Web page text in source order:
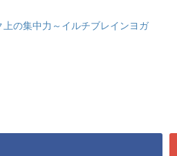
の集中力～イルチブレインヨガ